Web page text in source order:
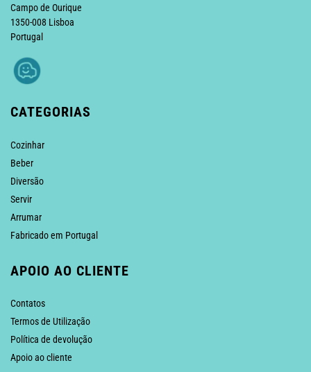
Campo de Ourique
1350-008 Lisboa
Portugal
CATEGORIAS
Cozinhar
Beber
Diversão
Servir
Arrumar
Fabricado em Portugal
APOIO AO CLIENTE
Contatos
Termos de Utilização
Política de devolução
Apoio ao cliente